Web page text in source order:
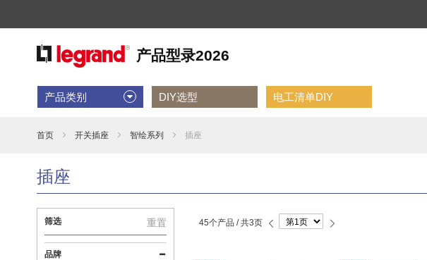
产品类别 DIY选型 电工清单DIY
首页 开关插座 智绘系列 插座
插座
45个产品 /共3页
第
页
筛选 重置
品牌